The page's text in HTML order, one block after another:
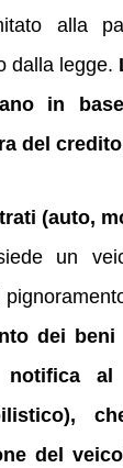
alla
dalla legge.
in
del
(auto,
un
dei
notifica al
del